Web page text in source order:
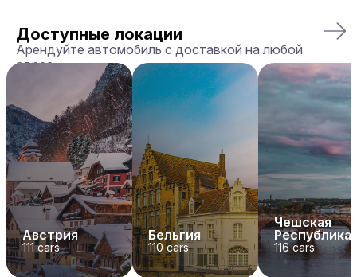
Доступные локации
Арендуйте автомобиль с доставкой на любой
адрес
Австрия
111cars
Бельгия
110 cars
Чешская
Республика
116cars